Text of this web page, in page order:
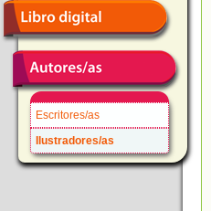
Escritores/as
Ilustradores/as